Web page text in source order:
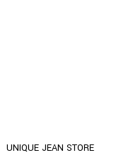
UNIQUE JEAN STORE